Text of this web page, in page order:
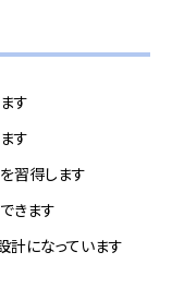
す
す
習得します
きます
計になっています